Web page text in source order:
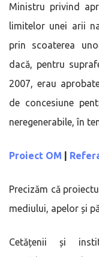
Ministru privind
limitelor unei arii
prin scoaterea
dacă, pentru
2007, erau
de concesiune
neregenerabile, în
Proiect OM
Precizăm că
mediului, apelor și
Cetățenii și